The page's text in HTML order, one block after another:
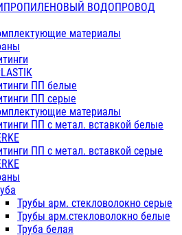
ВОДОПРОВОД
материалы
ПП белые
ПП серые
материалы
ПП с метал. вставкой белые
ПП с метал. вставкой серые
Трубы арм. стекловолокно серые
Трубы арм.стекловолокно белые
Труба белая